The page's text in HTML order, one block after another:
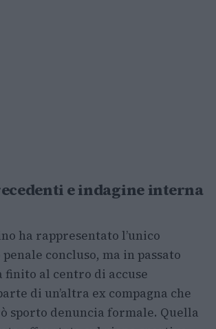
e indagine interna
ha rappresentato l’unico
concluso, ma in passato
finito al centro di accuse
di un’altra ex compagna che
sporto denuncia formale. Quella